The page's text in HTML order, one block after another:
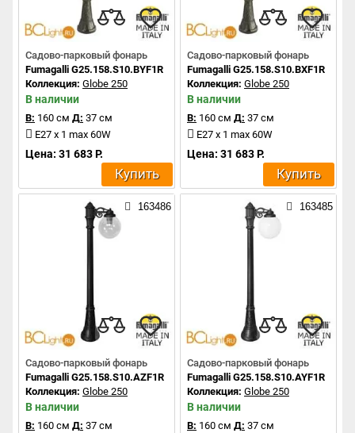
Садово-парковый фонарь
Fumagalli G25.158.S10.BYF1R
Коллекция: Globe 250
В наличии
В: 160 см Д: 37 см
E27 x 1 max 60W
Цена: 31 683 Р.
Купить
Садово-парковый фонарь
Fumagalli G25.158.S10.BXF1R
Коллекция: Globe 250
В наличии
В: 160 см Д: 37 см
E27 x 1 max 60W
Цена: 31 683 Р.
Купить
163486
Садово-парковый фонарь
Fumagalli G25.158.S10.AZF1R
Коллекция: Globe 250
В наличии
В: 160 см Д: 37 см
163485
Садово-парковый фонарь
Fumagalli G25.158.S10.AYF1R
Коллекция: Globe 250
В наличии
В: 160 см Д: 37 см